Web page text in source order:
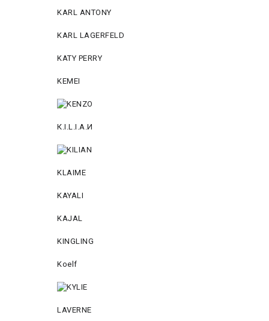
KARL ANTONY
KARL LAGERFELD
KATY PERRY
KEMEI
К.I.L.I.А.И
KLAIME
KAYALI
KAJAL
KINGLING
Koelf
LAVERNE